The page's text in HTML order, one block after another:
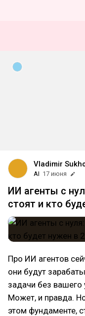
Vladimir
AI 17 июня
ИИ агенты с
стоят и кто
Про ИИ агентов
они будут
задачи без вашего
Может, и правда.
этом фундаменте,